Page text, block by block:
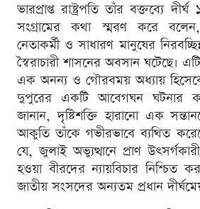
ভারপ্রাপ্ত রাষ্ট্রপতি তাঁর বক্তব্যে
সংগ্রামের কথা স্মরণ করে
নেতাকর্মী ও সাধারণ মানুষের
স্বৈরাচারী শাসনের অবসান ঘটেছে।
এক অনন্য ও গৌরবময় অধ্যায়
দুপুরের একটি আবেগঘন ঘটনার
জানান, দৃষ্টিশক্তি হারানো এক
আকুতি তাঁকে গভীরভাবে ব্যথিত
যে, জুলাই অভ্যুত্থানে প্রাণ
হওয়া বীরদের ন্যায়বিচার নিশ্চিত
জাতীয় সংসদের অন্যতম প্রধান